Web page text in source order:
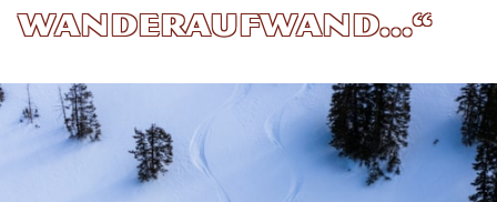
Wanderaufwand…“